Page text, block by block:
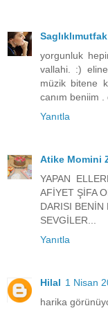
Saglıklımutfak
yorgunluk
vallahi. :) eline
müzik bitene
canım beniim
Yanıtla
Atike Momini
YAPAN
AFİYET ŞİFA
DARISI BENİN
SEVGİLER...
Yanıtla
Hilal 1 Nisan
harika